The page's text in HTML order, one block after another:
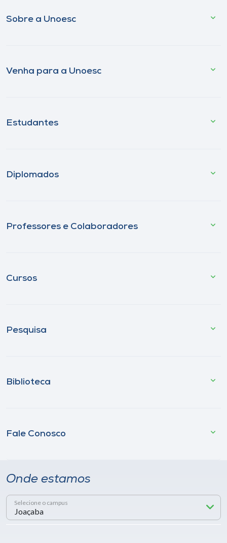
Sobre a Unoesc
Venha para a Unoesc
Estudantes
Diplomados
Professores e Colaboradores
Cursos
Pesquisa
Biblioteca
Fale Conosco
Onde estamos
Selecione o campus